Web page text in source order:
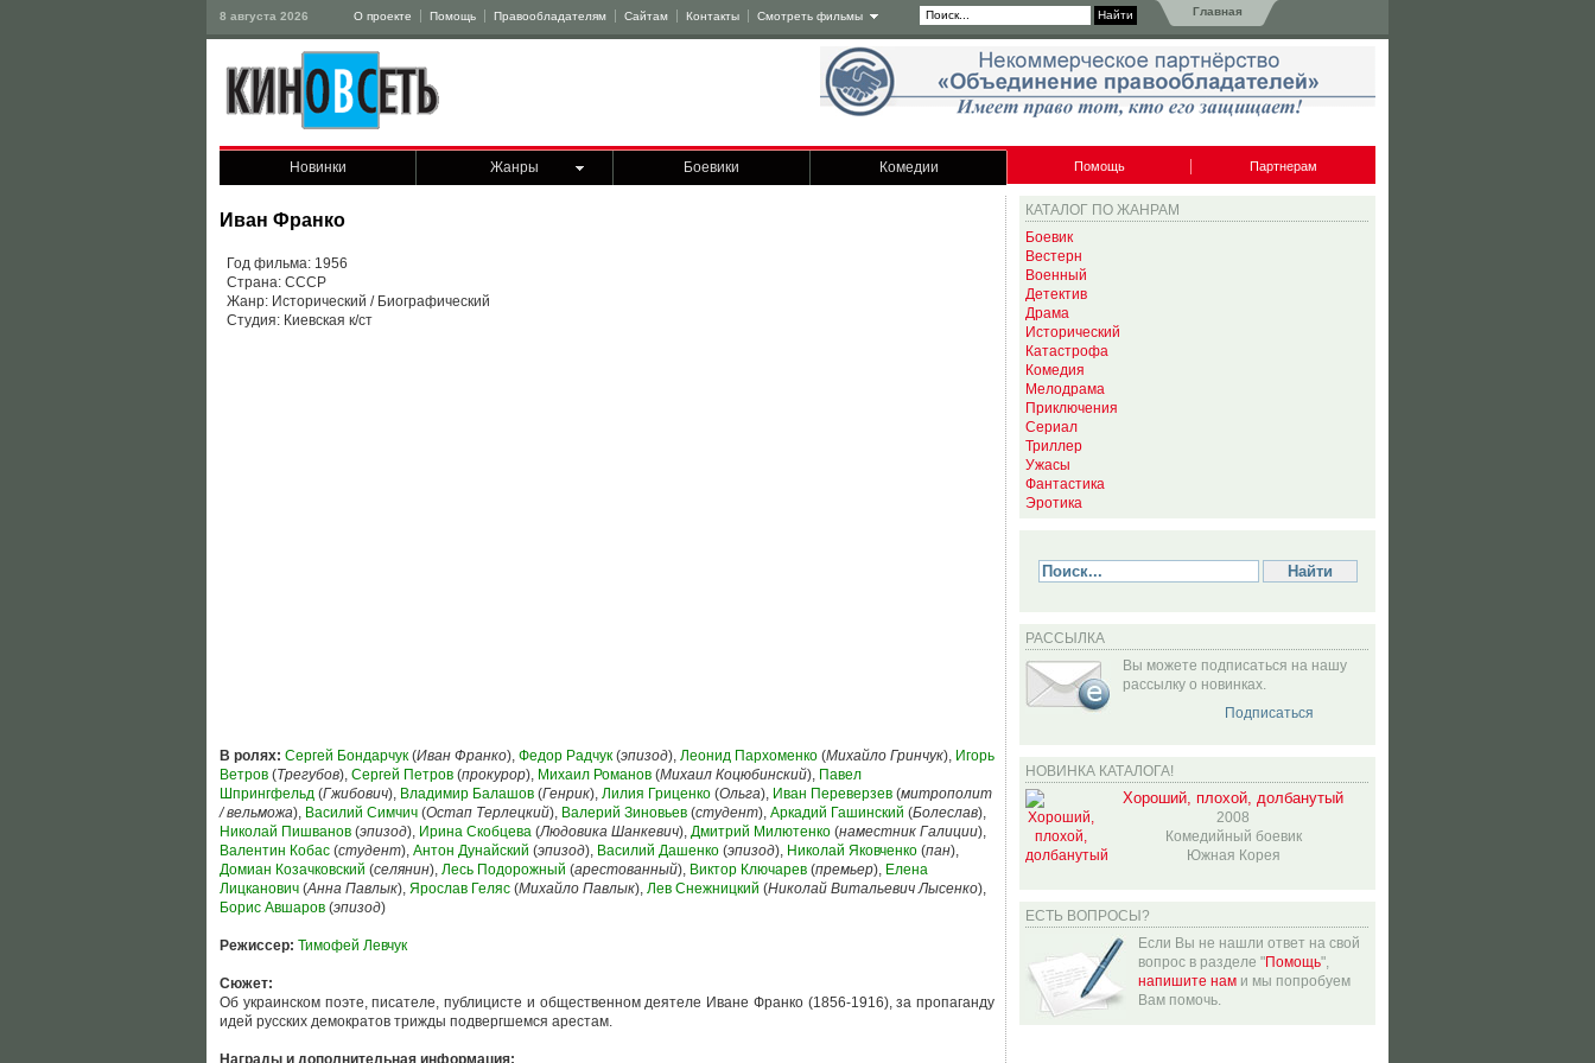
8 августа 2026 О проекте Помощь Правообладателям Сайтам Контакты Смотреть фильмы Главная
Новинки Жанры Боевики Комедии Помощь Партнерам
Иван Франко
Год фильма: 1956
Страна: СССР
Жанр: Исторический / Биографический
Студия: Киевская к/ст
В ролях: Сергей Бондарчук (Иван Франко), Федор Радчук (эпизод), Леонид Пархоменко (Михайло Гринчук), Игорь
Ветров (Трегубов), Сергей Петров (прокурор), Михаил Романов (Михаил Коцюбинский), Павел
Шпрингфельд (Гжибович), Владимир Балашов (Генрик), Лилия Гриценко (Ольга), Иван Переверзев (митрополит
/ вельможа), Василий Симчич (Остап Терлецкий), Валерий Зиновьев (студент), Аркадий Гашинский (Болеслав),
Николай Пишванов (эпизод), Ирина Скобцева (Людовика Шанкевич), Дмитрий Милютенко (наместник Галиции),
Валентин Кобас (студент), Антон Дунайский (эпизод), Василий Дашенко (эпизод), Николай Яковченко (пан),
Домиан Козачковский (селянин), Лесь Подорожный (арестованный), Виктор Ключарев (премьер), Елена
Лицканович (Анна Павлык), Ярослав Геляс (Михайло Павлык), Лев Снежницкий (Николай Витальевич Лысенко),
Борис Авшаров (эпизод)
Режиссер: Тимофей Левчук
Сюжет:
Об украинском поэте, писателе, публицисте и общественном деятеле Иване Франко (1856-1916), за пропаганду
идей русских демократов трижды подвергшемся арестам.
Награды и дополнительная информация:
КАТАЛОГ ПО ЖАНРАМ
Боевик
Вестерн
Военный
Детектив
Драма
Исторический
Катастрофа
Комедия
Мелодрама
Приключения
Сериал
Триллер
Ужасы
Фантастика
Эротика
РАССЫЛКА
Вы можете подписаться на нашу
рассылку о новинках.
Подписаться
НОВИНКА КАТАЛОГА!
Хороший, плохой, долбанутый
2008
Комедийный боевик
Южная Корея
ЕСТЬ ВОПРОСЫ?
Если Вы не нашли ответ на свой
вопрос в разделе "Помощь",
напишите нам и мы попробуем
Вам помочь.